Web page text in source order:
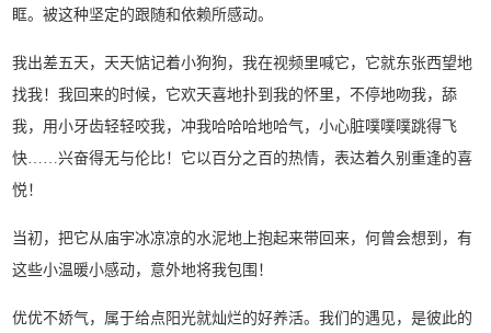
眶。被这种坚定的跟随和依赖所感动。
我出差五天，天天惦记着小狗狗，我在视频里喊它，它就东张西望地
找我！我回来的时候，它欢天喜地扑到我的怀里，不停地吻我，舔
我，用小牙齿轻轻咬我，冲我哈哈哈地哈气，小心脏噗噗噗跳得飞
快……兴奋得无与伦比！它以百分之百的热情，表达着久别重逢的喜
悦！
当初，把它从庙宇冰凉凉的水泥地上抱起来带回来，何曾会想到，有
这些小温暖小感动，意外地将我包围！
优优不娇气，属于给点阳光就灿烂的好养活。我们的遇见，是彼此的